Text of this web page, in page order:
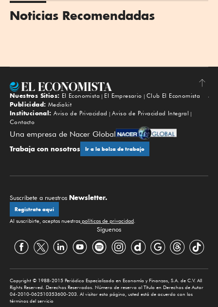
Noticias Recomendadas
Subir
Nuestros Sitios: El Economista El Empresario
Club El Economista
Publicidad: Mediakit
Institucional: Aviso de Privacidad
Aviso de Privacidad Integral
Contacto
Una empresa de Nacer Global
Trabaja con nosotros Ir a la bolsa de trabajo
Suscríbete a nuestros Newsletter.
Regístrate aquí
Al suscribirte, aceptas nuestras políticas de privacidad.
Síguenos
Copyright © 1988-2015 Periódico Especializado en Economía y Finanzas, S.A. de C.V. All
Rights Reserved. Derechos Reservados. Número de reserva al Título en Derechos de Autor
04-2010-062510353600-203. Al visitar esta página, usted está de acuerdo con los
términos del servicio